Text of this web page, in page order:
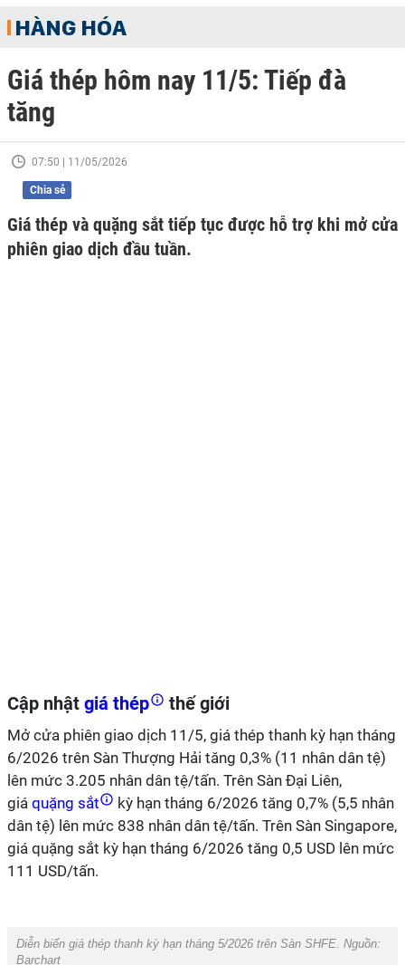
HÀNG HÓA
Giá thép hôm nay 11/5: Tiếp đà
tăng
07:50 | 11/05/2026
Chia sẻ
Giá thép và quặng sắt tiếp tục được hỗ trợ khi mở cửa
phiên giao dịch đầu tuần.
Cập nhật giá thép thế giới
Mở cửa phiên giao dịch 11/5, giá thép thanh kỳ hạn tháng
6/2026 trên Sàn Thượng Hải tăng 0,3% (11 nhân dân tệ)
lên mức 3.205 nhân dân tệ/tấn. Trên Sàn Đại Liên,
giá quặng sắt
kỳ hạn tháng 6/2026 tăng 0,7% (5,5 nhân
dân tệ) lên mức 838 nhân dân tệ/tấn. Trên Sàn Singapore,
giá quặng sắt kỳ hạn tháng 6/2026 tăng 0,5 USD lên mức
111 USD/tấn.
Diễn biến giá thép thanh kỳ hạn tháng 5/2026 trên Sàn SHFE. Nguồn:
Barchart